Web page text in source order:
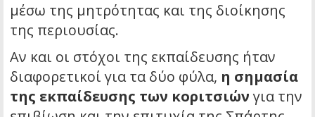
μέσω της μητρότητας και της διοίκησης
της περιουσίας.
Αν και οι στόχοι της εκπαίδευσης ήταν
διαφορετικοί για τα δύο φύλα, η σημασία
της εκπαίδευσης των κοριτσιώνγια την